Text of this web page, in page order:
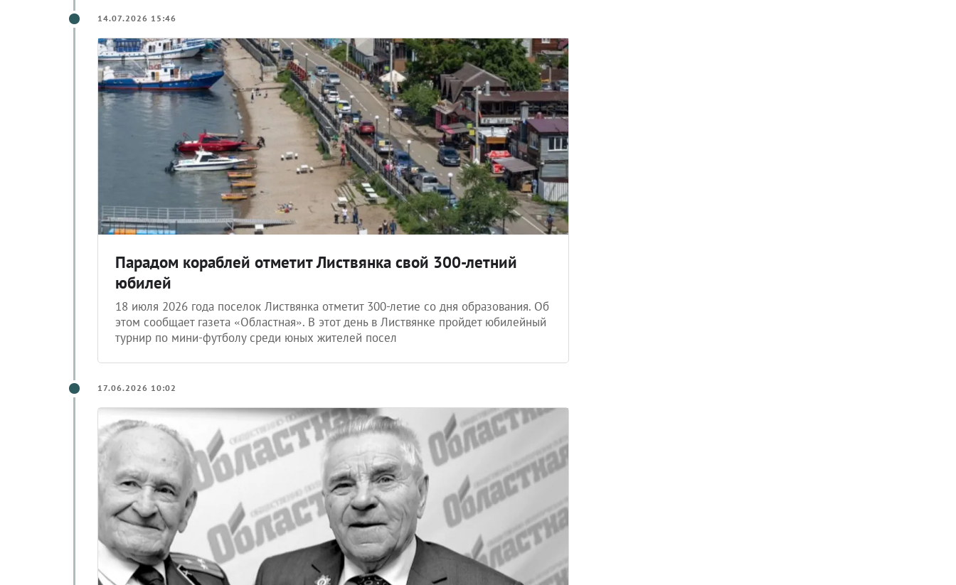
14.07.2026 15:46
Парадом кораблей отметит Листвянка свой 300-летний
юбилей
18 июля 2026 года поселок Листвянка отметит 300-летие со дня образования. Об
этом сообщает газета «Областная». В этот день в Листвянке пройдет юбилейный
турнир по мини-футболу среди юных жителей посел
17.06.2026 10:02